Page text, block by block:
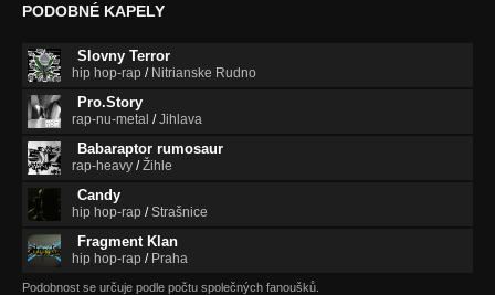
PODOBNÉ KAPELY
Slovny Terror
hip hop-rap / Nitrianske Rudno
Pro.Story
rap-nu-metal /Jihlava
Babaraptor rumosaur
rap-heavy /Žihle
Candy
hip hop-rap /Strašnice
Fragment Klan
hip hop-rap / Praha
Podobnost se určuje podle počtu společných fanoušků.